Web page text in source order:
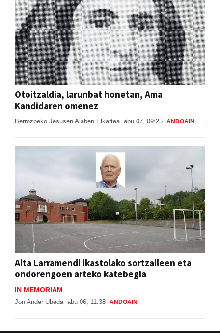
Otoitzaldia, larunbat honetan, Ama
Kandidaren omenez
Berrozpeko Jesusen Alaben Elkartea abu 07, 09:25 ANDOAIN
Aita Larramendi ikastolako sortzaileen eta
ondorengoen arteko katebegia
IN MEMORIAM
Jon Ander Ubeda abu 06, 11:38 ANDOAIN